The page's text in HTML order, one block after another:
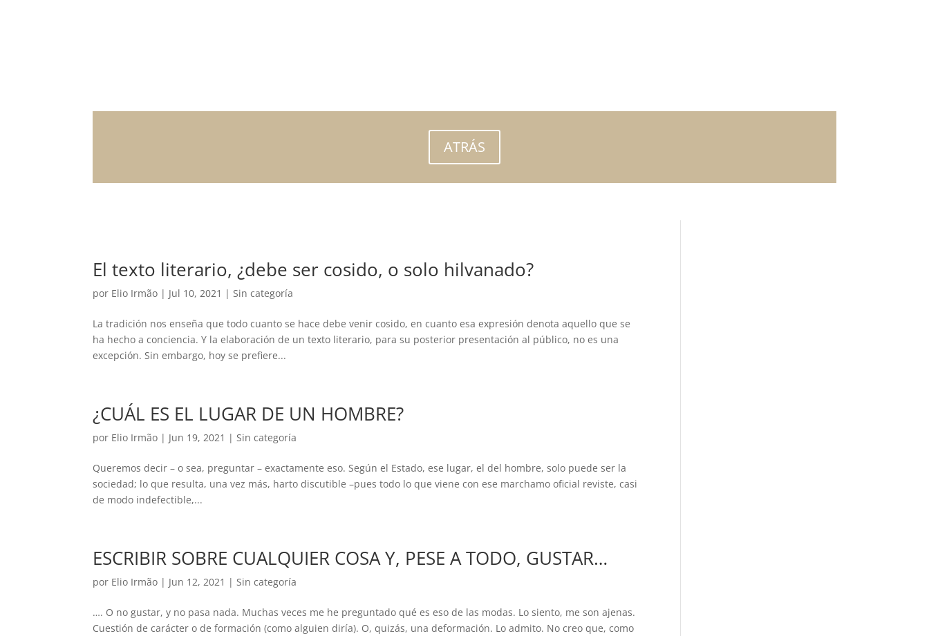
ATRÁS
El texto literario, ¿debe ser cosido, o solo hilvanado?
por Elio Irmão | Jul 10, 2021 | Sin categoría
La tradición nos enseña que todo cuanto se hace debe venir cosido, en cuanto esa expresión denota aquello que se
ha hecho a conciencia. Y la elaboración de un texto literario, para su posterior presentación al público, no es una
excepción. Sin embargo, hoy se prefiere...
¿CUÁL ES EL LUGAR DE UN HOMBRE?
por Elio Irmão | Jun 19, 2021 | Sin categoría
Queremos decir – o sea, preguntar – exactamente eso. Según el Estado, ese lugar, el del hombre, solo puede ser la
sociedad; lo que resulta, una vez más, harto discutible –pues todo lo que viene con ese marchamo oficial reviste, casi
de modo indefectible,...
ESCRIBIR SOBRE CUALQUIER COSA Y, PESE A TODO, GUSTAR…
por Elio Irmão | Jun 12, 2021 | Sin categoría
…. O no gustar, y no pasa nada. Muchas veces me he preguntado qué es eso de las modas. Lo siento, me son ajenas.
Cuestión de carácter o de formación (como alguien diría). O, quizás, una deformación. Lo admito. No creo que, como